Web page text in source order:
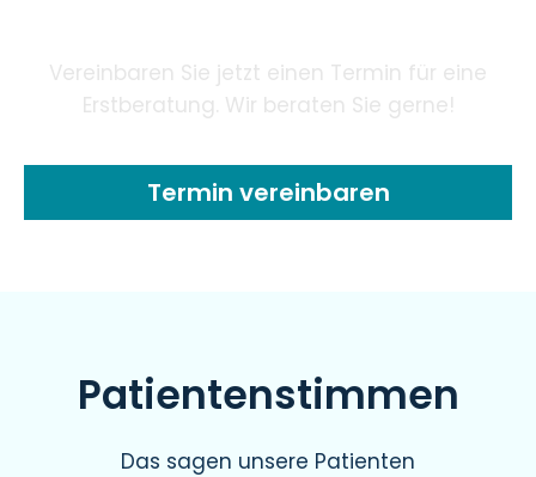
Vereinbaren Sie jetzt einen Termin für eine
Erstberatung. Wir beraten Sie gerne!
Termin vereinbaren
Patientenstimmen
Das sagen unsere Patienten